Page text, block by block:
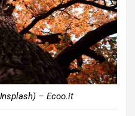
– Ecoo.it